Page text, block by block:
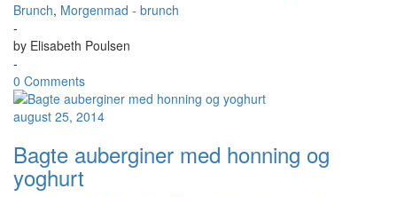
Brunch, Morgenmad - brunch
-
by Elisabeth Poulsen
-
0 Comments
august 25, 2014
Bagte auberginer med honning og
yoghurt